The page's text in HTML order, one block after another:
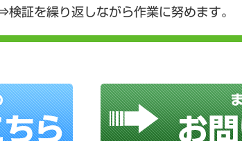
証を繰り返しながら作業に努めます。